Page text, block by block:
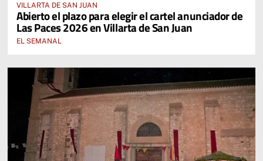
VILLARTA DE SAN JUAN
Abierto el plazo para elegir el cartel anunciador de
Las Paces 2026 en Villarta de San Juan
EL SEMANAL